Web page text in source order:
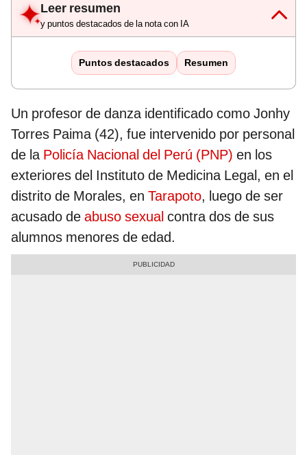
Leer resumen
y puntos destacados de la nota con IA
Puntos destacados Resumen
Un profesor de danza identificado como Jonhy
Torres Paima (42), fue intervenido por personal
de la Policía Nacional del Perú (PNP) en los
exteriores del Instituto de Medicina Legal, en el
distrito de Morales, en Tarapoto, luego de ser
acusado de abuso sexual contra dos de sus
alumnos menores de edad.